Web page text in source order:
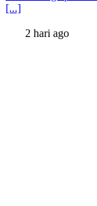
[...]
2 hari ago